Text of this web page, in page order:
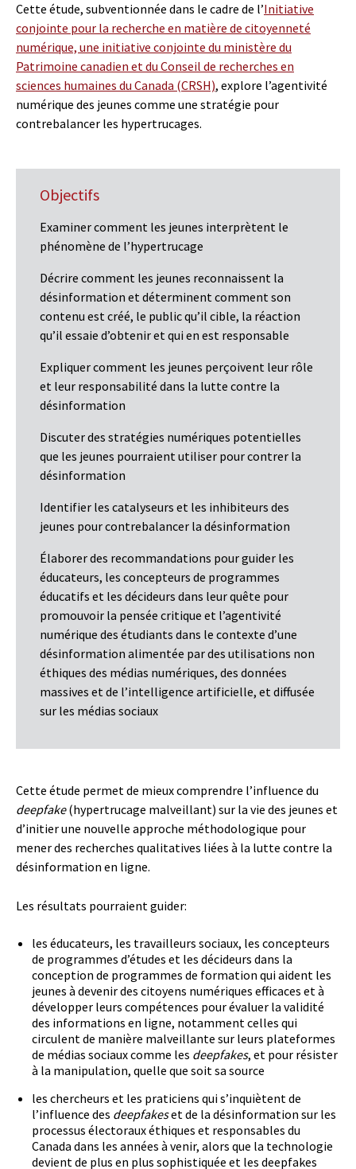
Cette étude, subventionnée dans le cadre de l’Initiative
conjointe pour la recherche en matière de citoyenneté
numérique, une initiative conjointe du ministère du
Patrimoine canadien et du Conseil de recherches en
sciences humaines du Canada (CRSH), explore l’agentivité
numérique des jeunes comme une stratégie pour
contrebalancer les hypertrucages.
Objectifs
Examiner comment les jeunes interprètent le
phénomène de l’hypertrucage
Décrire comment les jeunes reconnaissent la
désinformation et déterminent comment son
contenu est créé, le public qu’il cible, la réaction
qu’il essaie d’obtenir et qui en est responsable
Expliquer comment les jeunes perçoivent leur rôle
et leur responsabilité dans la lutte contre la
désinformation
Discuter des stratégies numériques potentielles
que les jeunes pourraient utiliser pour contrer la
désinformation
Identifier les catalyseurs et les inhibiteurs des
jeunes pour contrebalancer la désinformation
Élaborer des recommandations pour guider les
éducateurs, les concepteurs de programmes
éducatifs et les décideurs dans leur quête pour
promouvoir la pensée critique et l’agentivité
numérique des étudiants dans le contexte d’une
désinformation alimentée par des utilisations non
éthiques des médias numériques, des données
massives et de l’intelligence artificielle, et diffusée
sur les médias sociaux
Cette étude permet de mieux comprendre l’influence du
deepfake(hypertrucage malveillant) sur la vie des jeunes et
d’initier une nouvelle approche méthodologique pour
mener des recherches qualitatives liées à la lutte contre la
désinformation en ligne.
Les résultats pourraient guider:
les éducateurs, les travailleurs sociaux, les concepteurs
de programmes d’études et les décideurs dans la
conception de programmes de formation qui aident les
jeunes à devenir des citoyens numériques efficaces et à
développer leurs compétences pour évaluer la validité
des informations en ligne, notamment celles qui
circulent de manière malveillante sur leurs plateformes
de médias sociaux comme les deepfakes, et pour résister
à la manipulation, quelle que soit sa source
les chercheurs et les praticiens qui s’inquiètent de
l’influence des deepfakeset de la désinformation sur les
processus électoraux éthiques et responsables du
Canada dans les années à venir, alors que la technologie
devient de plus en plus sophistiquée et les deepfakes